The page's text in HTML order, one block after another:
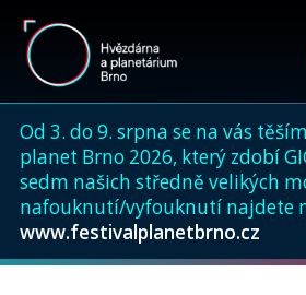
Od 3. do 9. srpna se na vás
planet Brno 2026, který zdobí
sedm našich středně velikých
nafouknutí/vyfouknutí najdete
www.festivalplanetbrno.cz